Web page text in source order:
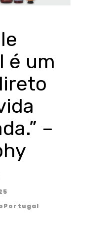
é um
–